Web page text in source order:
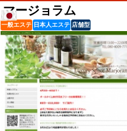
マージョラム
一般エステ 日本人エステ 店舗型